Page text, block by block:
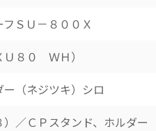
ＳＵ－８００Ｘ
Ｕ８０ ＷＨ）
（ネジツキ）シロ
／ＣＰスタンド、ホルダー